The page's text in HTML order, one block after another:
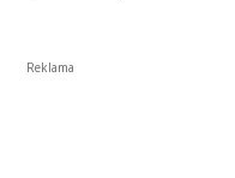
Reklama